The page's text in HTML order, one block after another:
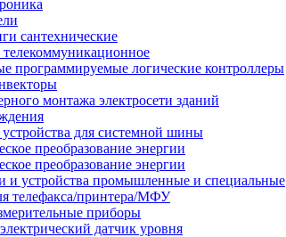
сантехнические
программируемые логические контроллеры
монтажа электросети зданий
для системной шины
преобразование энергии
преобразование энергии
и устройства промышленные и специальные
телефакса/принтера/МФУ
приборы
датчик уровня